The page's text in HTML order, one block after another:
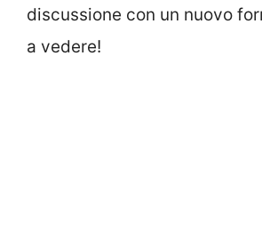
discussione con un nuovo
a vedere!